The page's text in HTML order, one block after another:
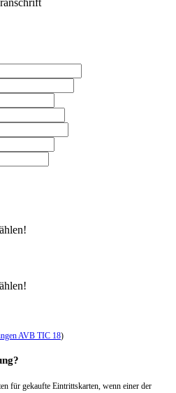
AVB TIC 18)
für gekaufte Eintrittskarten, wenn einer der